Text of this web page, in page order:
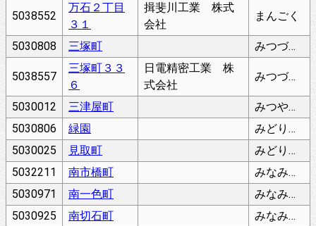
5038552
万石２丁目
３１
揖斐川工業 株式
会社
まんごく
5030808 三塚町 みつづかちょう
5038557
三塚町３３
６
日電精密工業 株
式会社
みつづかちょう
5030012 三津屋町
みつやちょう
5030806
緑園
みどりえん
5030025
見取町
みどりちょう
5032211
南市橋町
みなみいちはしちょう
5030971
南一色町
みなみいっしきちょう
5030925
南切石町
みなみきりいしちょう